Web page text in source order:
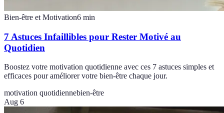
Bien-être et Motivation6 min
7 Astuces Infaillibles pour Rester Motivé au
Quotidien
Boostez votre motivation quotidienne avec ces 7 astuces simples et
efficaces pour améliorer votre bien-être chaque jour.
motivation quotidiennebien-être
Aug 6